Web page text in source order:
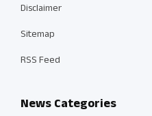
Disclaimer
Sitemap
RSS Feed
News Categories